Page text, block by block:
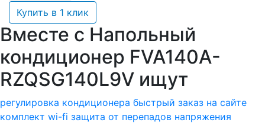
Купить в 1 клик
Вместе с Напольный
кондиционер FVA140A-
RZQSG140L9V ищут
регулировка кондиционера быстрый заказ на сайте
комплект wi-fi защита от перепадов напряжения